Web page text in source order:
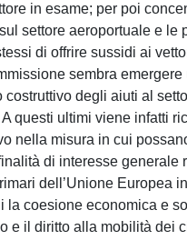
in esame; per poi
settore aeroportuale e le
di offrire sussidi ai
sembra emergere
degli aiuti al
questi ultimi viene infatti
nella misura in cui
di interesse generale
dell’Unione Europea
la coesione economica e
e il diritto alla mobilità dei